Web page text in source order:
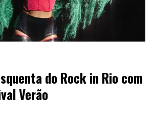
do Rock in Rio com
Verão